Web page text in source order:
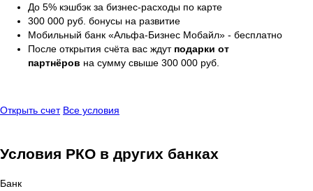
До 5% кэшбэк за бизнес-расходы по карте
300 000 руб. бонусы на развитие
Мобильный банк «Альфа-Бизнес Мобайл» - бесплатно
После открытия счёта вас ждут подарки от
партнёров на сумму свыше 300 000 руб.
Открыть счет Все условия
Условия РКО в других банках
Банк